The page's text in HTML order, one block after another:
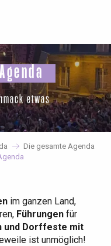
etwas
Die gesamte Agenda
im ganzen Land,
Führungen für
und Dorffeste mit
ist unmöglich!